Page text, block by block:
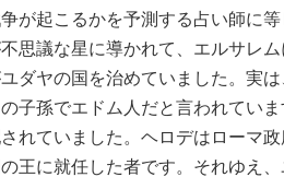
が起こるかを予測する占い師に
思議な星に導かれて、エルサレ
ダヤの国を治めていました。実
子孫でエドム人だと言われてい
れていました。ヘロデはローマ
王に就任した者です。それゆえ